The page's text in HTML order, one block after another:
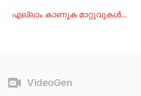
എല്ലാം കാണുക മാറ്റുവുകൾ...
VideoGen